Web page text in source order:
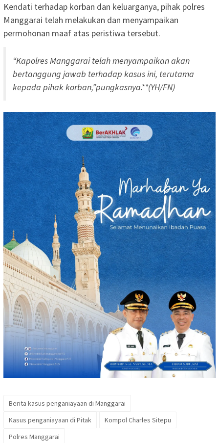
Kendati terhadap korban dan keluarganya, pihak polres
Manggarai telah melakukan dan menyampaikan
permohonan maaf atas peristiwa tersebut.
“Kapolres Manggarai telah menyampaikan akan
bertanggung jawab terhadap kasus ini, terutama
kepada pihak korban,”pungkasnya.**(YH/FN)
Berita kasus penganiayaan di Manggarai
Kasus penganiayaan di Pitak
Kompol Charles Sitepu
Polres Manggarai